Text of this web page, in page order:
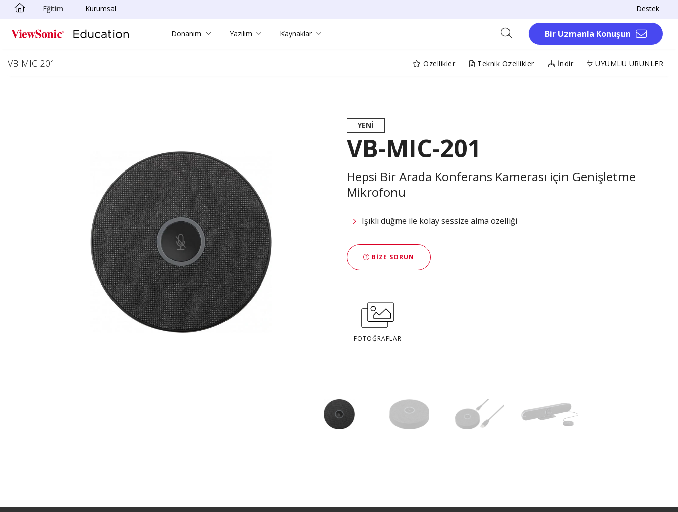
Skip to main content
Eğitim Kurumsal Destek
Donanım Yazılım Kaynaklar Bir Uzmanla Konuşun
VB-MIC-201 Özellikler Teknik Özellikler İndir UYUMLU ÜRÜNLER
YENI
VB-MIC-201
Hepsi Bir Arada Konferans Kamerası için Genişletme
Mikrofonu
Işıklı düğme ile kolay sessize alma özelliği
BIZE SORUN
FOTOĞRAFLAR